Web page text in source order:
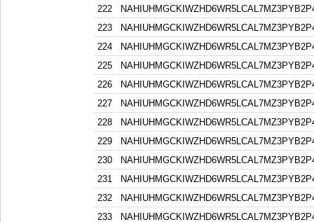
222
223
224
225
226
227
228
229
230
231
232
233